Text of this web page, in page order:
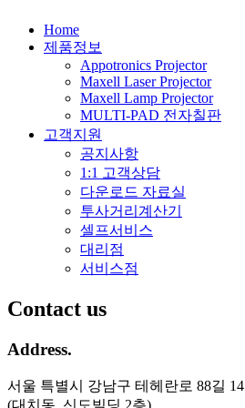
Home
제품정보
Appotronics Projector
Maxell Laser Projector
Maxell Lamp Projector
MULTI-PAD 전자칠판
고객지원
공지사항
1:1 고객상담
다운로드 자료실
투사거리계산기
셀프서비스
대리점
서비스점
Contact us
Address.
서울 특별시 강남구 테헤란로 88길 14
(대치동, 신도빌딩 2층)